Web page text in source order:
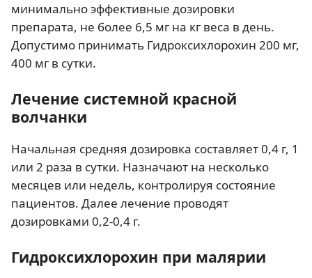
минимально эффективные дозировки
препарата, не более 6,5 мг на кг веса в день.
Допустимо принимать Гидроксихлорохин 200 мг,
400 мг в сутки.
Лечение системной красной
волчанки
Начальная средняя дозировка составляет 0,4 г, 1
или 2 раза в сутки. Назначают на несколько
месяцев или недель, контролируя состояние
пациентов. Далее лечение проводят
дозировками 0,2-0,4 г.
Гидроксихлорохин при малярии